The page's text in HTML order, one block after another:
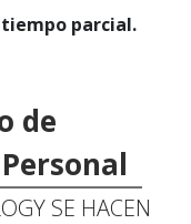
tiempo parcial.
de
SE HACEN